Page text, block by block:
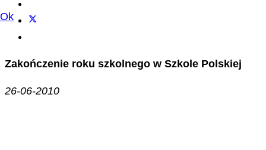
Zakończenie roku szkolnego w Szkole Polskiej
26-06-2010
Ok